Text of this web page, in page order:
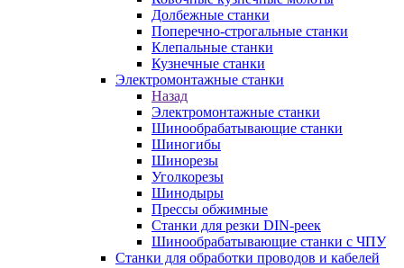
Долбежные станки
Поперечно-строгальные станки
Клепальные станки
Кузнечные станки
Электромонтажные станки
Назад
Электромонтажные станки
Шинообрабатывающие станки
Шиногибы
Шинорезы
Уголкорезы
Шинодыры
Прессы обжимные
Станки для резки DIN-реек
Шинообрабатывающие станки с ЧПУ
Станки для обработки проводов и кабелей